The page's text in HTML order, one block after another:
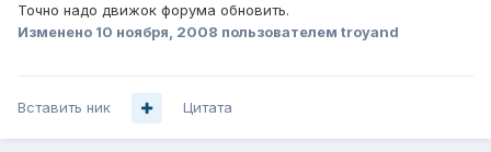
Точно надо движок форума обновить.
Изменено 10 ноября, 2008 пользователем troyand
Вставить ник Цитата